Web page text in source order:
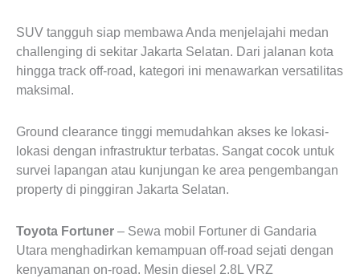
SUV tangguh siap membawa Anda menjelajahi medan
challenging di sekitar Jakarta Selatan. Dari jalanan kota
hingga track off-road, kategori ini menawarkan versatilitas
maksimal.
Ground clearance tinggi memudahkan akses ke lokasi-
lokasi dengan infrastruktur terbatas. Sangat cocok untuk
survei lapangan atau kunjungan ke area pengembangan
property di pinggiran Jakarta Selatan.
Toyota Fortuner – Sewa mobil Fortuner di Gandaria
Utara menghadirkan kemampuan off-road sejati dengan
kenyamanan on-road. Mesin diesel 2.8L VRZ